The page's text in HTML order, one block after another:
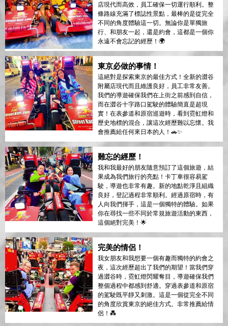
店現代而高效，員工確保一切運行順利。整
條路線充滿了標誌性景點，最棒的是從完全
不同的角度體驗這一切。無論你是單獨旅
行、和朋友一起，還是約會，這都是一個你
永遠不會忘記的經歷！🌍
東京必做的事情！
這絕對是探索東京的最佳方式！全新的澀谷
附屬店現代而且維護良好，員工非常友善。
我們的導遊確保我們在上街之前感到自信，
而在澀谷十字路口駕駛的體驗簡直是超現
實！在表參道和原宿巡遊時，看到霓虹燈和
歷史地標的混合，讓這次經歷難以忘懷。我
會推薦給任何來日本的人！🚗✨
難忘的經歷！
我和我最好的朋友隨意預訂了這個旅遊，結
果成為我們旅行的亮點！卡丁車很容易駕
駛，導遊也非常有趣。新的地點乾淨且組織
良好，登記過程非常順利。經過原宿時，有
人向我們揮手，這是一個獨特的體驗。如果
你在尋找一些不同於常規旅遊活動的東西，
這個絕對完美！🌟
完美的情侶！
我女朋友和我想要一個有趣而獨特的約會之
夜，這次經歷超出了我們的期望！當我們穿
過澀谷時，霓虹燈閃耀奪目，導遊確保我們
整個過程中都感到舒適。穿過表參道和原宿
的駕駛既平靜又刺激。這是一個從完全不同
的角度欣賞東京的絕佳方式。非常推薦給情
侶！💑